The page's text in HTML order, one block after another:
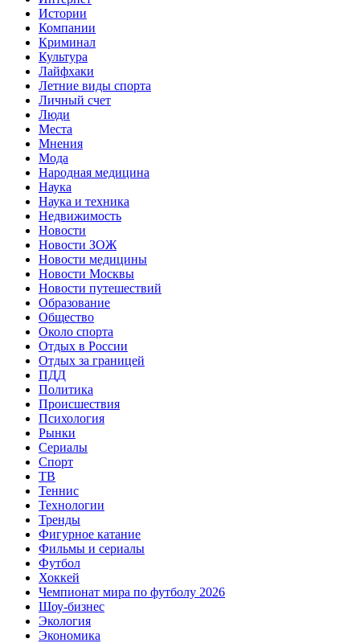
Истории
Компании
Криминал
Культура
Лайфхаки
Летние виды спорта
Личный счет
Люди
Места
Мнения
Мода
Народная медицина
Наука
Наука и техника
Недвижимость
Новости
Новости ЗОЖ
Новости медицины
Новости Москвы
Новости путешествий
Образование
Общество
Около спорта
Отдых в России
Отдых за границей
ПДД
Политика
Происшествия
Психология
Рынки
Сериалы
Спорт
ТВ
Теннис
Технологии
Тренды
Фигурное катание
Фильмы и сериалы
Футбол
Хоккей
Чемпионат мира по футболу 2026
Шоу-бизнес
Экология
Экономика